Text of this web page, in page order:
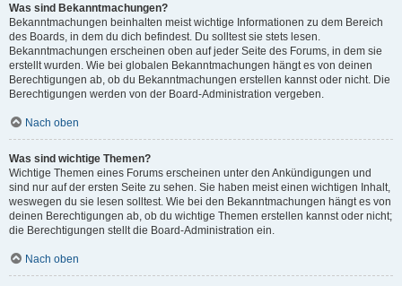
Was sind Bekanntmachungen?
Bekanntmachungen beinhalten meist wichtige Informationen zu dem Bereich
des Boards, in dem du dich befindest. Du solltest sie stets lesen.
Bekanntmachungen erscheinen oben auf jeder Seite des Forums, in dem sie
erstellt wurden. Wie bei globalen Bekanntmachungen hängt es von deinen
Berechtigungen ab, ob du Bekanntmachungen erstellen kannst oder nicht. Die
Berechtigungen werden von der Board-Administration vergeben.
Nach oben
Was sind wichtige Themen?
Wichtige Themen eines Forums erscheinen unter den Ankündigungen und
sind nur auf der ersten Seite zu sehen. Sie haben meist einen wichtigen Inhalt,
weswegen du sie lesen solltest. Wie bei den Bekanntmachungen hängt es von
deinen Berechtigungen ab, ob du wichtige Themen erstellen kannst oder nicht;
die Berechtigungen stellt die Board-Administration ein.
Nach oben